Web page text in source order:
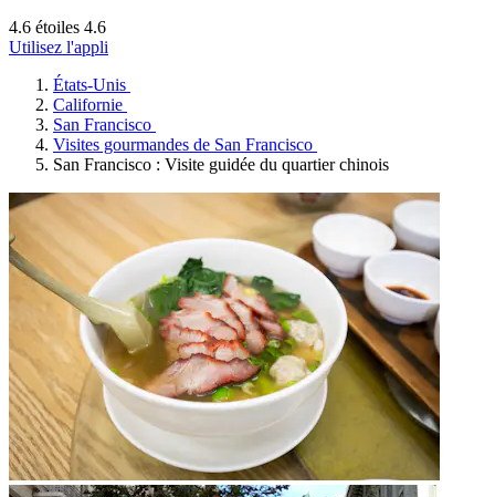
4.6 étoiles 4.6
Utilisez l'appli
États-Unis
Californie
San Francisco
Visites gourmandes de San Francisco
San Francisco : Visite guidée du quartier chinois